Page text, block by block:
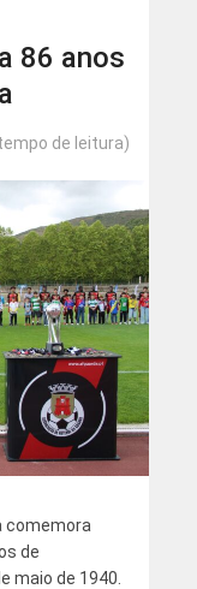
86 anos
de leitura)
comemora
de
maio de 1940.